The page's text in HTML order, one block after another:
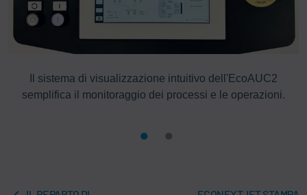
Il sistema di visualizzazione intuitivo dell'EcoAUC2
semplifica il monitoraggio dei processi e le operazioni.